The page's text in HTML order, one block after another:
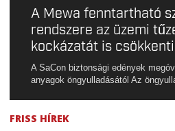
A Mewa fenntartható
rendszere az üzemi
kockázatát is csökkenti
A SaCon biztonsági edények
anyagok öngyulladásától Az
FRISS HÍREK